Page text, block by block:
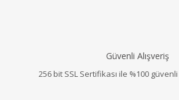
Güvenli Alışveriş
256 bit SSL Sertifikası ile %100 güvenli